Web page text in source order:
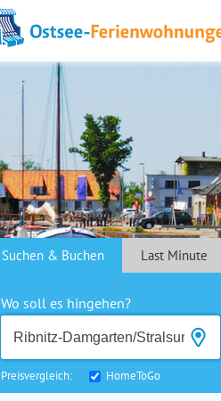
Suchen & Buchen Last Minute
Wo soll es hingehen?
Preisvergleich: HomeToGo